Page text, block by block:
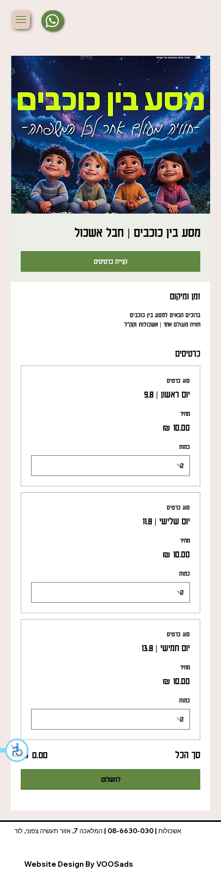
מסע בין כוכבים | חבל אשכול
קניית כרטיסים
זמן ומיקום
ברוכים הבאים למסע בין כוכבים
חוויה מעולם אחר | אשכולות וקק"ל
כרטיסים
סוג כרטיס
יום ראשון | 9.8
מחיר
כמות
סוג כרטיס
יום שלישי | 11.8
מחיר
כמות
סוג כרטיס
יום חמישי | 13.8
מחיר
כמות
סך הכל
לתשלום
אשכולות | 08-6630-030 | המלאכה 7, אזור תעשיה צפוני, לוד
Website Design By VOOSads